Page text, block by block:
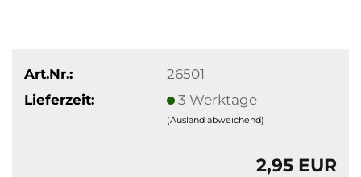
Art.Nr.:
26501
Lieferzeit:
3 Werktage
(Ausland abweichend)
2,95 EUR